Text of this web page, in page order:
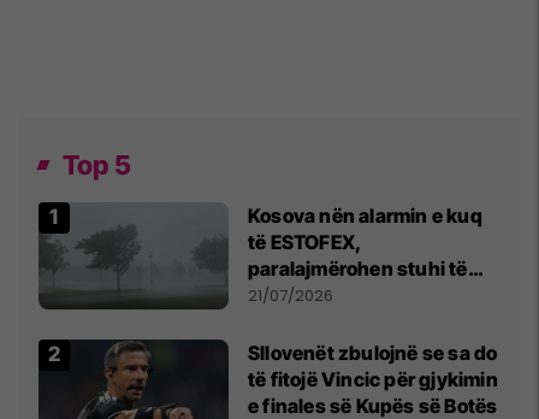
Top 5
Kosova nën alarmin e kuq
të ESTOFEX,
paralajmërohen stuhi të
fuqishme me breshër dhe
21/07/2026
Sllovenët zbulojnë se sa do
të fitojë Vincic për gjykimin
e finales së Kupës së Botës